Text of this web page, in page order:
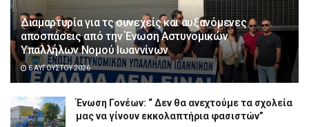
Διαμαρτυρία για τς συνεχείς και αυξανόμενες
αποσπάσεις από την Ένωση Αστυνομικών
Υπαλλήλων Νομού Ιωαννίνων
6 ΑΥΓΟΎΣΤΟΥ 2026
Ένωση Γονέων: “ Δεν θα ανεχτούμε τα σχολεία
μας να γίνουν εκκολαπτήρια φασιστών”